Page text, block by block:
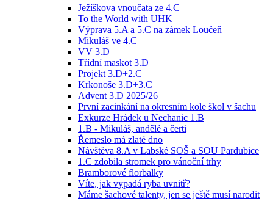
Ježíškova vnoučata ze 4.C
To the World with UHK
Výprava 5.A a 5.C na zámek Loučeň
Mikuláš ve 4.C
VV 3.D
Třídní maskot 3.D
Projekt 3.D+2.C
Krkonoše 3.D+3.C
Advent 3.D 2025/26
První zacinkání na okresním kole škol v šachu
Exkurze Hrádek u Nechanic 1.B
1.B - Mikuláš, andělé a čerti
Řemeslo má zlaté dno
Návštěva 8.A v Labské SOŠ a SOU Pardubice
1.C zdobila stromek pro vánoční trhy
Bramborové florbalky
Víte, jak vypadá ryba uvnitř?
Máme šachové talenty, jen se ještě musí narodit